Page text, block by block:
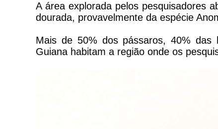
A área explorada pelos pesquisadores
dourada, provavelmente da espécie
Mais de 50% dos pássaros, 40%
Guiana habitam a região onde os